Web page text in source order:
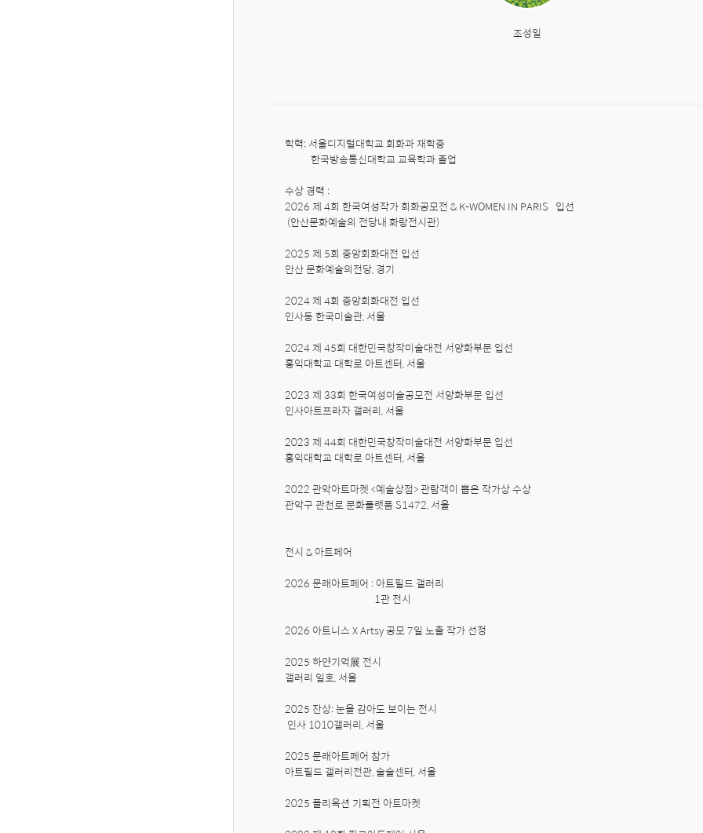
조성일
학력: 서울디지털대학교 회화과 재학중
수상 경력 :
2026 제 4회 한국여성작가 회화공모전 & K-WOMEN IN PARIS   입선
2025 제 5회 중앙회화대전 입선
안산 문화예술의전당, 경기
2024 제 4회 중앙회화대전 입선
인사동 한국미술관, 서울
2024 제 45회 대한민국창작미술대전 서양화부문 입선
홍익대학교 대학로 아트센터, 서울
2023 제 33회 한국여성미술공모전 서양화부문 입선
인사아트프라자 갤러리, 서울
2023 제 44회 대한민국창작미술대전 서양화부문 입선
홍익대학교 대학로 아트센터, 서울
2022 관악아트마켓 <예술상점> 관람객이 뽑은 작가상 수상
관악구 관천로 문화플랫폼 S1472, 서울
전시 & 아트페어
2026 문래아트페어 : 아트필드 갤러리
2026 아트니스 X Artsy 공모 7일 노출 작가 선정
2025 하얀기억展 전시
갤러리 일호, 서울
2025 잔상: 눈을 감아도 보이는 전시
2025 문래아트페어 참가
아트필드 갤러리전관, 술술센터, 서울
2025 플리옥션 기획전 아트마켓